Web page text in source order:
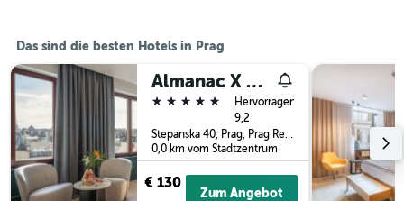
Das sind die besten Hotels in Prag
Almanac X Alcron Prague
5 Sterne
Hervorragend
9,2
Stepanska 40, Prag, Prag Region, Tschechien
0,0 km vom Stadtzentrum
€ 130
Zum Angebot